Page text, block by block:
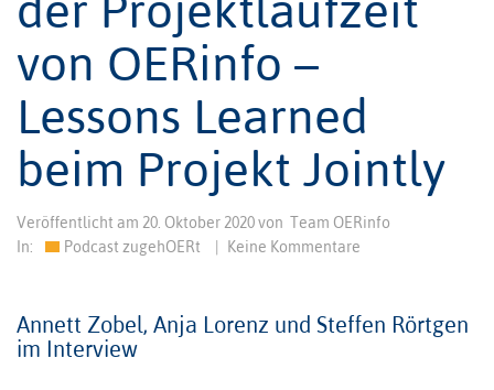
von OERinfo –
Lessons Learned
beim Projekt Jointly
Veröffentlicht am 20. Oktober 2020von Team OERinfo
In:
Podcast zugehOERt Keine Kommentare
Annett Zobel, Anja Lorenz und Steffen Rörtgen
im Interview